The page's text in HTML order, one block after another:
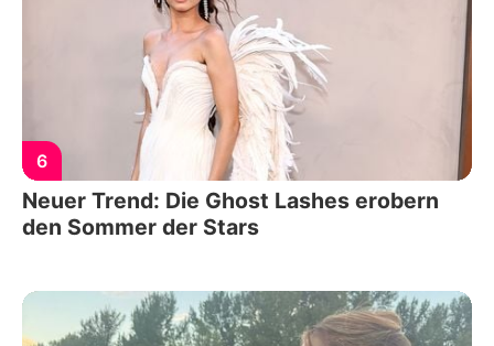
6
Neuer Trend: Die Ghost Lashes erobern
den Sommer der Stars